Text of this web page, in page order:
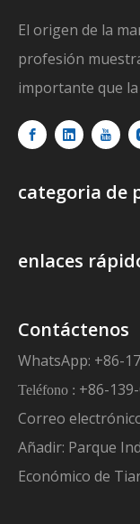
El origen de la
profesión
importante que la
categoria de
enlaces
Contáctenos
WhatsApp: +86-
Teléfono : +86-
Correo
Añadir: Parque
Económico de